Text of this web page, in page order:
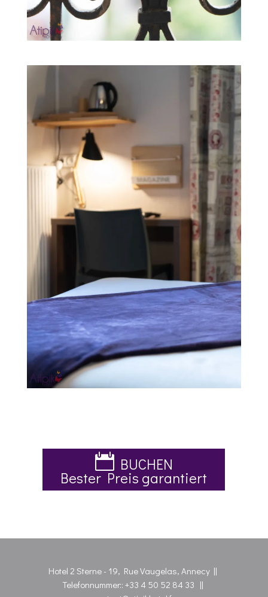
BUCHEN
Bester Preis garantiert
Hotel 2 Sterne - 19, Rue Vaugelas, Annecy ||
Telefonnummer::+33 4 50 52 84 33 ||